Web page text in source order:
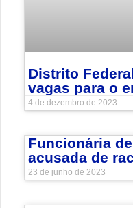
Distrito
vagas para o
4 de dezembro de 2023
Funcionária
acusada de
23 de junho de 2023